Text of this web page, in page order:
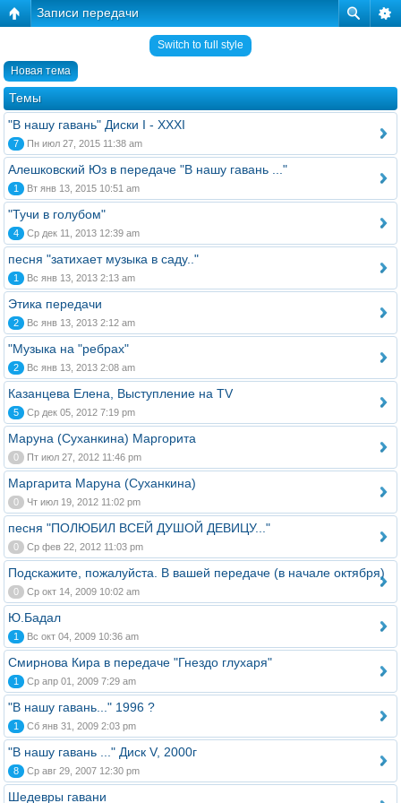
Записи передачи
Switch to full style
Новая тема
Темы
"В нашу гавань" Диски I - XXXI
7 Пн июл 27, 2015 11:38 am
Алешковский Юз в передаче "В нашу гавань ..."
1 Вт янв 13, 2015 10:51 am
"Тучи в голубом"
4 Ср дек 11, 2013 12:39 am
песня "затихает музыка в саду.."
1 Вс янв 13, 2013 2:13 am
Этика передачи
2 Вс янв 13, 2013 2:12 am
"Музыка на "ребрах"
2 Вс янв 13, 2013 2:08 am
Казанцева Елена, Выступление на TV
5 Ср дек 05, 2012 7:19 pm
Маруна (Суханкина) Маргорита
0 Пт июл 27, 2012 11:46 pm
Маргарита Маруна (Суханкина)
0 Чт июл 19, 2012 11:02 pm
песня "ПОЛЮБИЛ ВСЕЙ ДУШОЙ ДЕВИЦУ..."
0 Ср фев 22, 2012 11:03 pm
Подскажите, пожалуйста. В вашей передаче (в начале октября)
0 Ср окт 14, 2009 10:02 am
Ю.Бадал
1 Вс окт 04, 2009 10:36 am
Смирнова Кира в передаче "Гнездо глухаря"
1 Ср апр 01, 2009 7:29 am
"В нашу гавань..." 1996 ?
1 Сб янв 31, 2009 2:03 pm
"В нашу гавань ..." Диск V, 2000г
8 Ср авг 29, 2007 12:30 pm
Шедевры гавани